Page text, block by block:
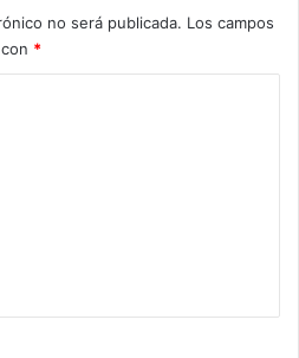
no será publicada. Los campos
*